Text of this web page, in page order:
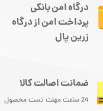
درگاه امن بانکی
پرداخت امن از درگاه
زرین پال
ضمانت اصالت کالا
24 ساعت مهلت تست محصول